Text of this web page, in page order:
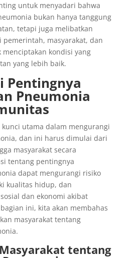
untuk menyadari bahwa
bukan hanya tanggung
tetapi juga melibatkan
pemerintah, masyarakat, dan
menciptakan kondisi yang
yang lebih baik.
Pentingnya
Pneumonia
kunci utama dalam mengurangi
dan ini harus dimulai dari
masyarakat secara
tentang pentingnya
dapat mengurangi risiko
kualitas hidup, dan
dan ekonomi akibat
ini, kita akan membahas
masyarakat tentang
tentang